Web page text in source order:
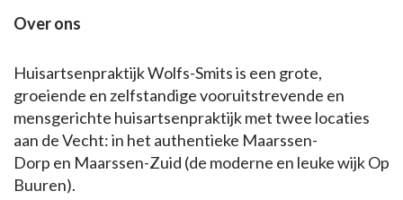
Over ons
Huisartsenpraktijk Wolfs-Smits is een grote,
groeiende en zelfstandige vooruitstrevende en
mensgerichte huisartsenpraktijk met twee locaties
aan de Vecht: in het authentieke Maarssen-
Dorp en Maarssen-Zuid (de moderne en leuke wijk Op
Buuren).